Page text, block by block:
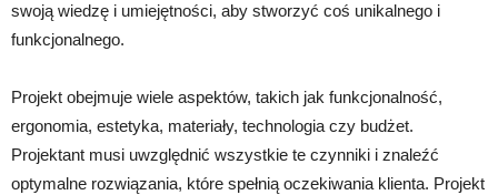
swoją wiedzę i umiejętności, aby stworzyć coś unikalnego i
funkcjonalnego.
Projekt obejmuje wiele aspektów, takich jak funkcjonalność,
ergonomia, estetyka, materiały, technologia czy budżet.
Projektant musi uwzględnić wszystkie te czynniki i znaleźć
optymalne rozwiązania, które spełnią oczekiwania klienta. Projekt